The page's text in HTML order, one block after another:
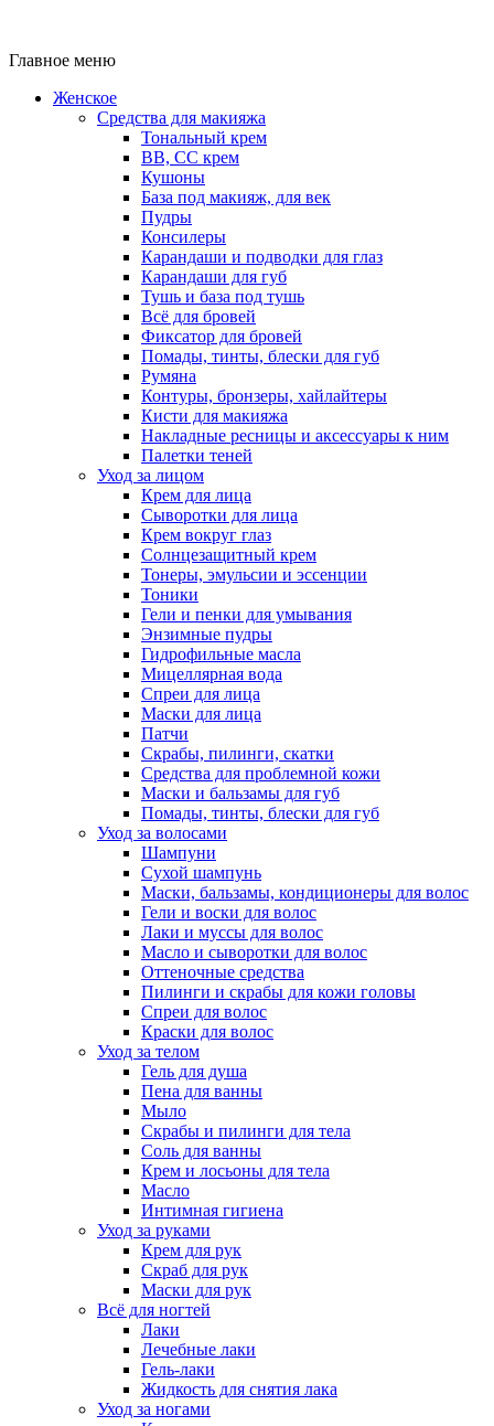
Главное меню
Женское
Средства для макияжа
Тональный крем
BB, CC крем
Кушоны
База под макияж, для век
Пудры
Консилеры
Карандаши и подводки для глаз
Карандаши для губ
Тушь и база под тушь
Всё для бровей
Фиксатор для бровей
Помады, тинты, блески для губ
Румяна
Контуры, бронзеры, хайлайтеры
Кисти для макияжа
Накладные ресницы и аксессуары к ним
Палетки теней
Уход за лицом
Крем для лица
Сыворотки для лица
Крем вокруг глаз
Солнцезащитный крем
Тонеры, эмульсии и эссенции
Тоники
Гели и пенки для умывания
Энзимные пудры
Гидрофильные масла
Мицеллярная вода
Спреи для лица
Маски для лица
Патчи
Скрабы, пилинги, скатки
Средства для проблемной кожи
Маски и бальзамы для губ
Помады, тинты, блески для губ
Уход за волосами
Шампуни
Сухой шампунь
Маски, бальзамы, кондиционеры для волос
Гели и воски для волос
Лаки и муссы для волос
Масло и сыворотки для волос
Оттеночные средства
Пилинги и скрабы для кожи головы
Спреи для волос
Краски для волос
Уход за телом
Гель для душа
Пена для ванны
Мыло
Скрабы и пилинги для тела
Соль для ванны
Крем и лосьоны для тела
Масло
Интимная гигиена
Уход за руками
Крем для рук
Скраб для рук
Маски для рук
Всё для ногтей
Лаки
Лечебные лаки
Гель-лаки
Жидкость для снятия лака
Уход за ногами